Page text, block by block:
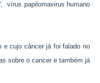
vírus papilomavirus humano
e cujo câncer já foi falado no
sobre o cancer e também já